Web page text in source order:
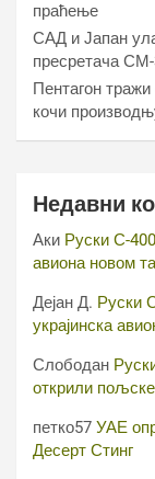
праћење
САД и Јапан
пресретача
Пентагон
кочи
Недавни
Аки Руски С-
авиона новом
Дејан Д. Руски
украјинска
Слободан
открили
петко57 УАЕ
Десерт Стинг